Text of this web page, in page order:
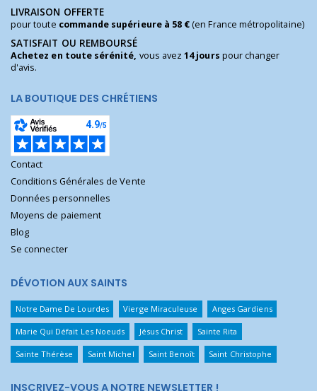
LIVRAISON OFFERTE
pour toute commande supérieure à 58 €(en France métropolitaine)
SATISFAIT OU REMBOURSÉ
Achetez en toute sérénité, vous avez14 jours pour changer
d'avis.
LA BOUTIQUE DES CHRÉTIENS
Contact
Conditions Générales de Vente
Données personnelles
Moyens de paiement
Blog
Se connecter
DÉVOTION AUX SAINTS
Notre Dame De Lourdes Vierge Miraculeuse Anges Gardiens
Marie Qui Défait Les Noeuds Jésus Christ Sainte Rita
Sainte Thérèse Saint Michel Saint Benoît Saint Christophe
INSCRIVEZ-VOUS A NOTRE NEWSLETTER !